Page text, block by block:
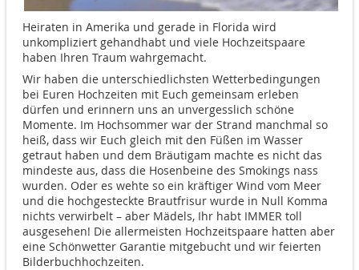
Heiraten in Amerika und gerade in Florida wird
unkompliziert gehandhabt und viele Hochzeitspaare
haben Ihren Traum wahrgemacht.
Wir haben die unterschiedlichsten Wetterbedingungen
bei Euren Hochzeiten mit Euch gemeinsam erleben
dürfen und erinnern uns an unvergesslich schöne
Momente. Im Hochsommer war der Strand manchmal so
heiß, dass wir Euch gleich mit den Füßen im Wasser
getraut haben und dem Bräutigam machte es nicht das
mindeste aus, dass die Hosenbeine des Smokings nass
wurden. Oder es wehte so ein kräftiger Wind vom Meer
und die hochgesteckte Brautfrisur wurde in Null Komma
nichts verwirbelt – aber Mädels, Ihr habt IMMER toll
ausgesehen! Die allermeisten Hochzeitspaare hatten aber
eine Schönwetter Garantie mitgebucht und wir feierten
Bilderbuchhochzeiten.